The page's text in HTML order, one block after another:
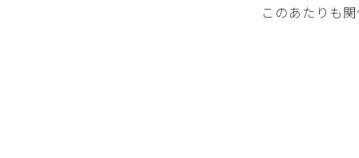
このあたりも